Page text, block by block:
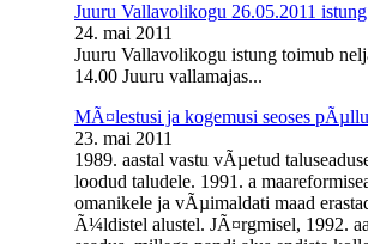
Juuru Vallavolikogu 26.05.2011 istung
24. mai 2011
Juuru Vallavolikogu istung toimub
14.00 Juuru vallamajas...
MÃ¤lestusi ja kogemusi seoses
23. mai 2011
1989. aastal vastu vÃµetud
loodud taludele. 1991. a
omanikele ja vÃµimaldati maad
Ã¼ldistel alustel. JÃ¤rgmisel, 1992.